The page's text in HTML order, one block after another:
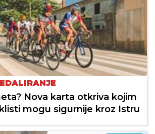
Nova karta otkriva kojim
mogu sigurnije kroz Istru